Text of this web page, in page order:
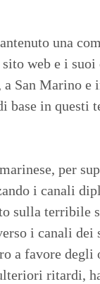
una
web e i
San Marino e
base in
per
i canali
sulla terribile
i canali dei
a favore degli
ritardi,